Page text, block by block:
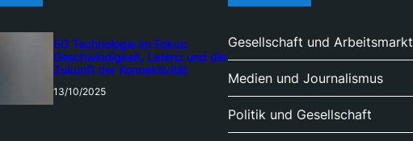
5G Technologie im Fokus:
Geschwindigkeit, Latenz und die
Zukunft der Konnektivität
13/10/2025
Gesellschaft und Arbeitsmarkt
Medien und Journalismus
Politik und Gesellschaft